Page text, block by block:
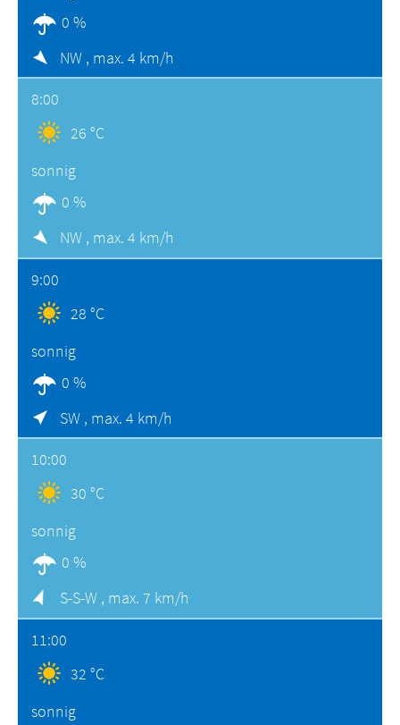
0 %
NW , max. 4 km/h
8:00
26 °C
sonnig
0 %
NW , max. 4 km/h
9:00
28 °C
sonnig
0 %
SW , max. 4 km/h
10:00
30 °C
sonnig
0 %
S-S-W , max. 7 km/h
11:00
32 °C
sonnig